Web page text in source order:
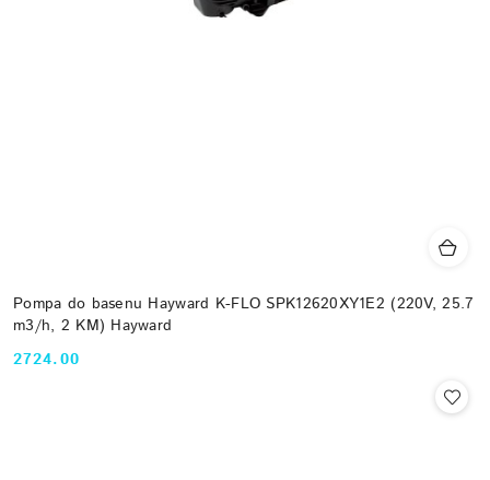
Pompa do basenu Hayward K-FLO SPK12620XY1E2 (220V, 25.7
m3/h, 2 KM) Hayward
Cena:
2724.00